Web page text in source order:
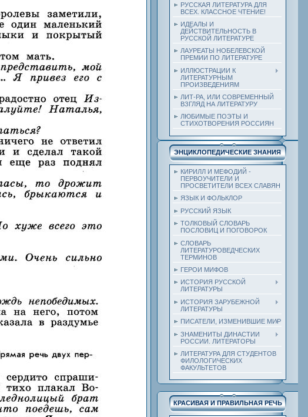
РУССКАЯ ЛИТЕРАТУРА ДЛЯ
ВСЕХ. КЛАССНОЕ ЧТЕНИЕ!
ИДЕАЛЫ И
ДЕЙСТВИТЕЛЬНОСТЬ В
РУССКОЙ ЛИТЕРАТУРЕ
ЛАУРЕАТЫ НОБЕЛЕВСКОЙ
ПРЕМИИ ПО ЛИТЕРАТУРЕ
ИЛЛЮСТРАЦИИ К
ЛИТЕРАТУРНЫМ
ПРОИЗВЕДЕНИЯМ
ЛИТ-РА, ИЛИ СОВРЕМЕННЫЙ
ВЗГЛЯД НА ЛИТЕРАТУРУ
ЛЮБИМЫЕ ПОЭТЫ И
СТИХОТВОРЕНИЯ РОССИЯН
ЭНЦИКЛОПЕДИЧЕСКИЕ ЗНАНИЯ
КИРИЛЛ И МЕФОДИЙ -
ПЕРВОУЧИТЕЛИ И
ПРОСВЕТИТЕЛИ ВСЕХ СЛАВЯН
ЯЗЫК И ФОЛЬКЛОР
РУССКИЙ ЯЗЫК
ТОЛКОВЫЙ СЛОВАРЬ
ПОСЛОВИЦ И ПОГОВОРОК
СЛОВАРЬ
ЛИТЕРАТУРОВЕДЧЕСКИХ
ТЕРМИНОВ
ГЕРОИ МИФОВ
ИСТОРИЯ РУССКОЙ
ЛИТЕРАТУРЫ
ИСТОРИЯ ЗАРУБЕЖНОЙ
ЛИТЕРАТУРЫ
ПИСАТЕЛИ, ИЗМЕНИВШИЕ МИР
ЗНАМЕНИТЫ ДИНАСТИИ
РОССИИ. ЛИТЕРАТОРЫ
ЛИТЕРАТУРА ДЛЯ СТУДЕНТОВ
ФИЛОЛОГИЧЕСКИХ
ФАКУЛЬТЕТОВ
КРАСИВАЯ И ПРАВИЛЬНАЯ РЕЧЬ